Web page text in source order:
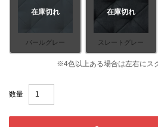
パールグレー
在庫切れ
スレートグレー
在庫切れ